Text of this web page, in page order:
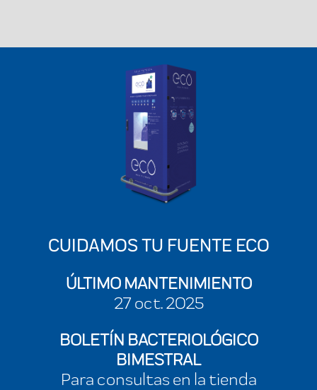
CUIDAMOS TU FUENTE ECO
ÚLTIMO MANTENIMIENTO
27 oct. 2025
BOLETÍN BACTERIOLÓGICO
BIMESTRAL
Para consultas en la tienda